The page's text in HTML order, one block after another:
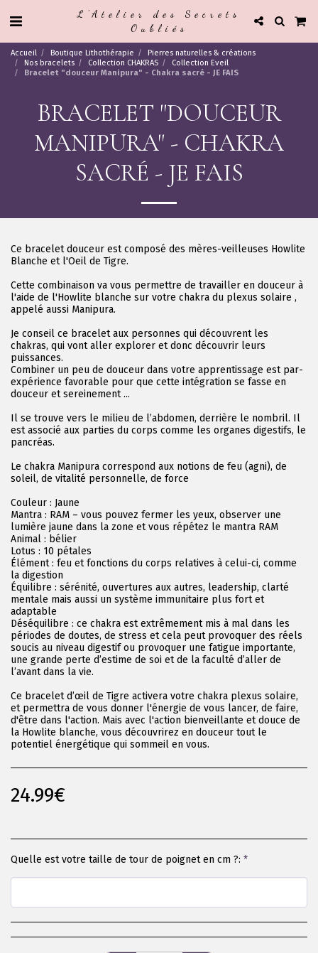
L'Atelier des Secrets
Oubliés
Accueil Boutique Lithothérapie
Pierres naturelles & créations
Nos bracelets
Collection CHAKRAS
Collection Eveil
Bracelet "douceur Manipura" - Chakra sacré - JE FAIS
BRACELET "DOUCEUR
MANIPURA" - CHAKRA
SACRÉ - JE FAIS
Ce bracelet douceur est composé des mères-veilleuses Howlite
Blanche et l'Oeil de Tigre.
Cette combinaison va vous permettre de travailler en douceur à
l'aide de l'Howlite blanche sur votre chakra du plexus solaire ,
appelé aussi Manipura.
Je conseil ce bracelet aux personnes qui découvrent les
chakras, qui vont aller explorer et donc découvrir leurs
puissances.
Combiner un peu de douceur dans votre apprentissage est par-
expérience favorable pour que cette intégration se fasse en
douceur et sereinement ...
Il se trouve vers le milieu de l’abdomen, derrière le nombril. Il
est associé aux parties du corps comme les organes digestifs, le
pancréas.
Le chakra Manipura correspond aux notions de feu (agni), de
soleil, de vitalité personnelle, de force
Couleur : Jaune
Mantra : RAM – vous pouvez fermer les yeux, observer une
lumière jaune dans la zone et vous répétez le mantra RAM
Animal : bélier
Lotus : 10 pétales
Élément : feu et fonctions du corps relatives à celui-ci, comme
la digestion
Équilibre : sérénité, ouvertures aux autres, leadership, clarté
mentale mais aussi un système immunitaire plus fort et
adaptable
Déséquilibre : ce chakra est extrêmement mis à mal dans les
périodes de doutes, de stress et cela peut provoquer des réels
soucis au niveau digestif ou provoquer une fatigue importante,
une grande perte d’estime de soi et de la faculté d’aller de
l’avant dans la vie.
Ce bracelet d’œil de Tigre activera votre chakra plexus solaire,
et permettra de vous donner l'énergie de vous lancer, de faire,
d'être dans l'action. Mais avec l'action bienveillante et douce de
la Howlite blanche, vous découvrirez en douceur tout le
potentiel énergétique qui sommeil en vous.
24.99€
Quelle est votre taille de tour de poignet en cm ?: *